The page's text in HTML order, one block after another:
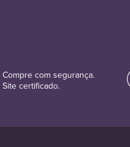
Compre com segurança.
Site certificado.